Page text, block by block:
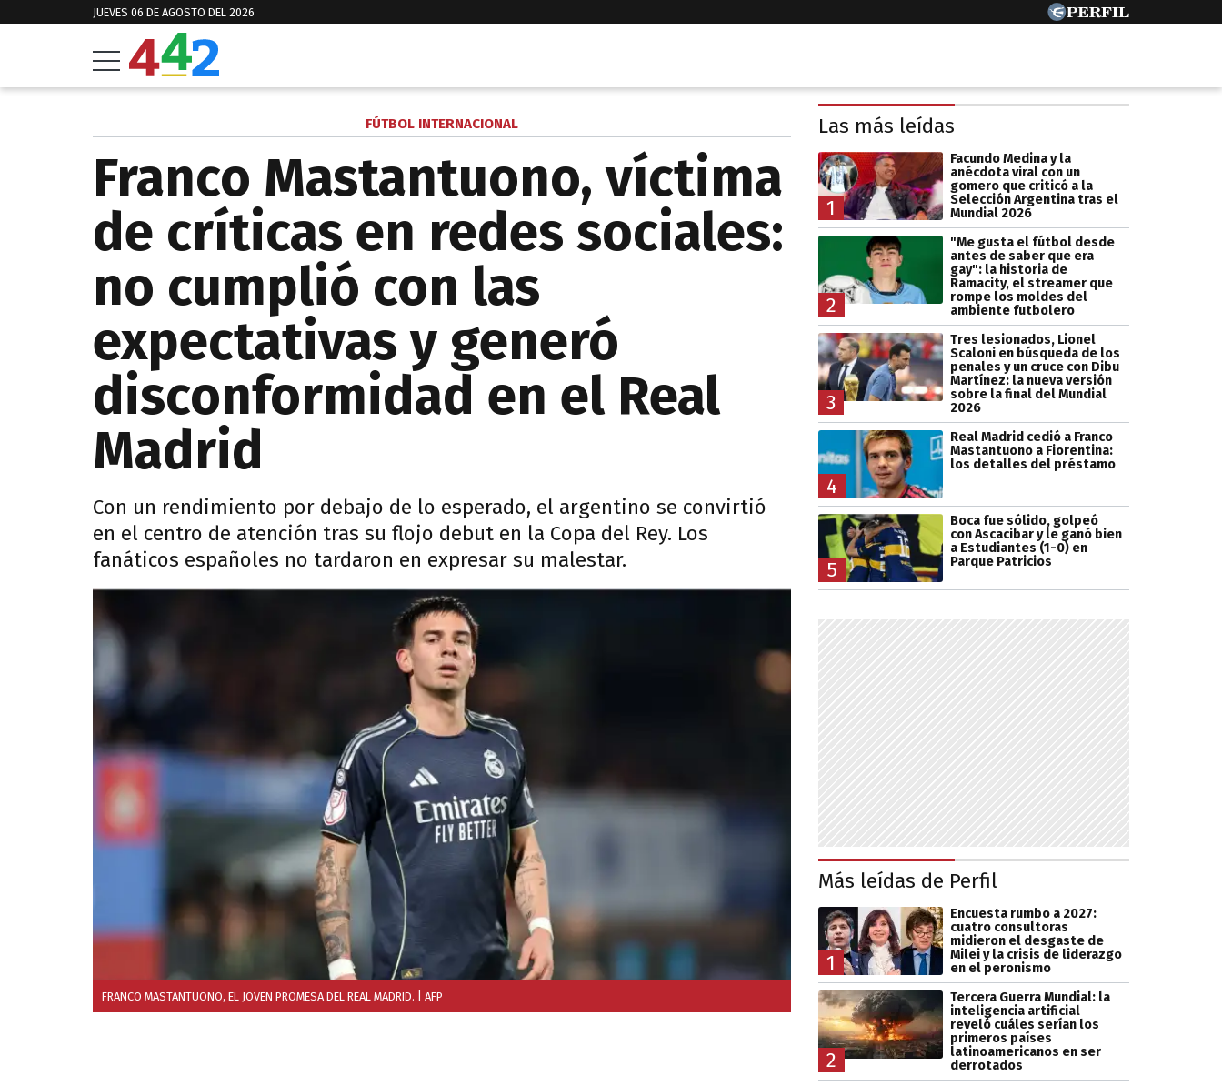
JUEVES 06 DE AGOSTO DEL 2026
FÚTBOL INTERNACIONAL
Franco Mastantuono, víctima
de críticas en redes sociales:
no cumplió con las
expectativas y generó
disconformidad en el Real
Madrid
Con un rendimiento por debajo de lo esperado, el argentino se convirtió
en el centro de atención tras su flojo debut en la Copa del Rey. Los
fanáticos españoles no tardaron en expresar su malestar.
FRANCO MASTANTUONO, EL JOVEN PROMESA DEL REAL MADRID. | AFP
Las más leídas
1
Facundo Medina y la
anécdota viral con un
gomero que criticó a la
Selección Argentina tras el
Mundial 2026
2
"Me gusta el fútbol desde
antes de saber que era
gay": la historia de
Ramacity, el streamer que
rompe los moldes del
ambiente futbolero
3
Tres lesionados, Lionel
Scaloni en búsqueda de los
penales y un cruce con Dibu
Martínez: la nueva versión
sobre la final del Mundial
2026
4
Real Madrid cedió a Franco
Mastantuono a Fiorentina:
los detalles del préstamo
5
Boca fue sólido, golpeó
con Ascacibar y le ganó bien
a Estudiantes (1-0) en
Parque Patricios
Más leídas de Perfil
1
Encuesta rumbo a 2027:
cuatro consultoras
midieron el desgaste de
Milei y la crisis de liderazgo
en el peronismo
2
Tercera Guerra Mundial: la
inteligencia artificial
reveló cuáles serían los
primeros países
latinoamericanos en ser
derrotados